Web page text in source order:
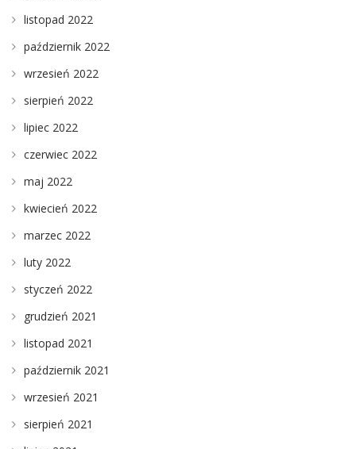
listopad 2022
październik 2022
wrzesień 2022
sierpień 2022
lipiec 2022
czerwiec 2022
maj 2022
kwiecień 2022
marzec 2022
luty 2022
styczeń 2022
grudzień 2021
listopad 2021
październik 2021
wrzesień 2021
sierpień 2021